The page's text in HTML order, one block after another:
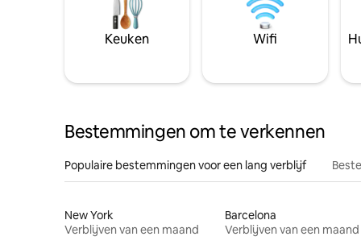
Keuken Wifi
Bestemmingen om te verkennen
Populaire bestemmingen voor een lang verblijf
New York
Verblijven van een maand
Barcelona
Verblijven van een maand